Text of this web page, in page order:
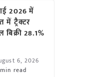
2026 में
में ट्रैक्टर
बिक्री 28.1%
6, 2026
read